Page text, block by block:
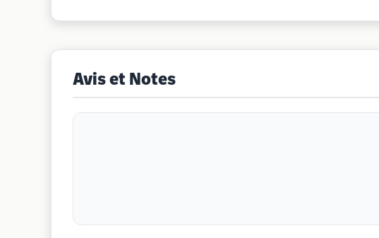
Avis et Notes